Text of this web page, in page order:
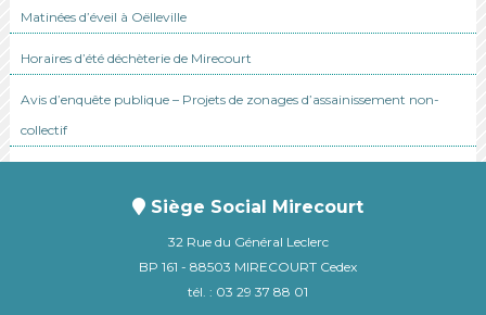
Matinées d’éveil à Oëlleville
Horaires d’été déchèterie de Mirecourt
Avis d’enquête publique – Projets de zonages d’assainissement non-
collectif
Siège Social Mirecourt
32 Rue du Général Leclerc
BP 161 - 88503 MIRECOURT Cedex
tél. : 03 29 37 88 01